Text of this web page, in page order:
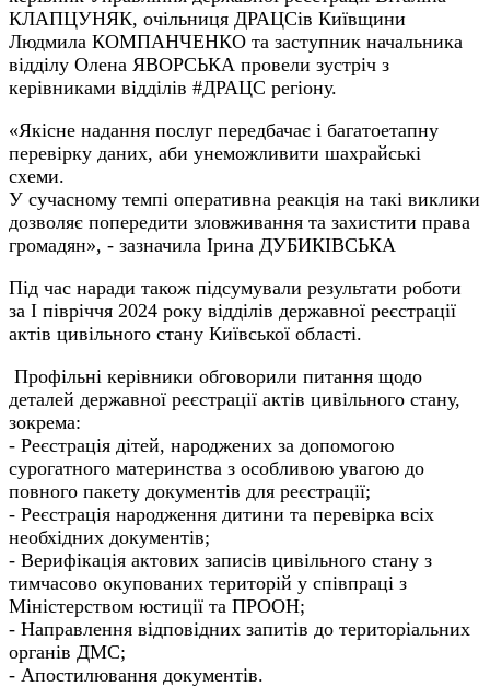
КЛАПЦУНЯК, очільниця ДРАЦСів Київщини
Людмила КОМПАНЧЕНКО та заступник начальника
відділу Олена ЯВОРСЬКА провели зустріч з
керівниками відділів #ДРАЦС регіону.
«Якісне надання послуг передбачає і багатоетапну
перевірку даних, аби унеможливити шахрайські
схеми.
У сучасному темпі оперативна реакція на такі виклики
дозволяє попередити зловживання та захистити права
громадян», - зазначила Ірина ДУБИКІВСЬКА
Під час наради також підсумували результати роботи
за I півріччя 2024 року відділів державної реєстрації
актів цивільного стану Київської області.
Профільні керівники обговорили питання щодо
деталей державної реєстрації актів цивільного стану,
зокрема:
- Реєстрація дітей, народжених за допомогою
сурогатного материнства з особливою увагою до
повного пакету документів для реєстрації;
- Реєстрація народження дитини та перевірка всіх
необхідних документів;
- Верифікація актових записів цивільного стану з
тимчасово окупованих територій у співпраці з
Міністерством юстиції та ПРООН;
- Направлення відповідних запитів до територіальних
органів ДМС;
- Апостилювання документів.